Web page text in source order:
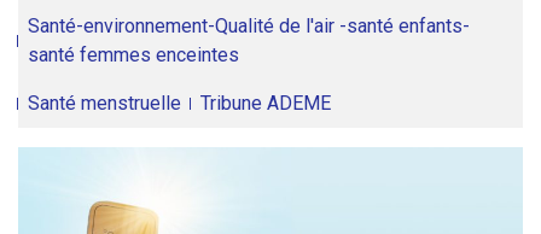
Santé-environnement-Qualité de l'air -santé enfants-
santé femmes enceintes
Santé menstruelle Tribune ADEME